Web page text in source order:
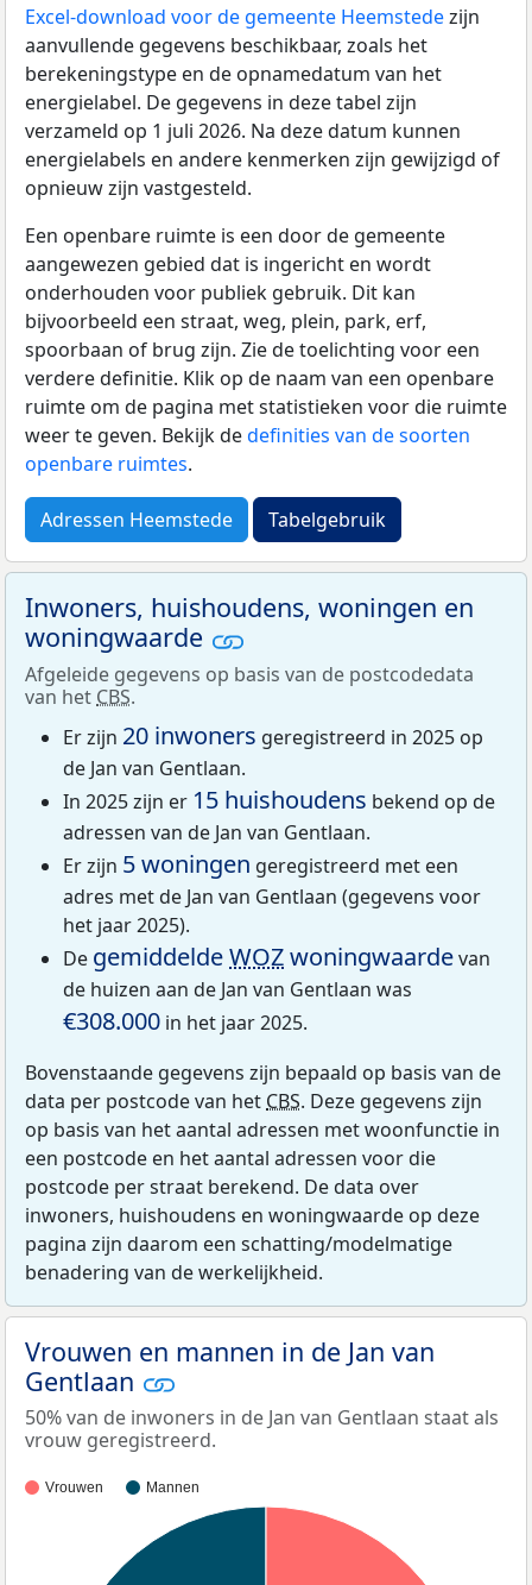
Excel-download voor de gemeente Heemstedezijn
aanvullende gegevens beschikbaar, zoals het
berekeningstype en de opnamedatum van het
energielabel. De gegevens in deze tabel zijn
verzameld op 1 juli 2026. Na deze datum kunnen
energielabels en andere kenmerken zijn gewijzigd of
opnieuw zijn vastgesteld.
Een openbare ruimte is een door de gemeente
aangewezen gebied dat is ingericht en wordt
onderhouden voor publiek gebruik. Dit kan
bijvoorbeeld een straat, weg, plein, park, erf,
spoorbaan of brug zijn. Zie de toelichting voor een
verdere definitie. Klik op de naam van een openbare
ruimte om de pagina met statistieken voor die ruimte
weer te geven. Bekijk dedefinities van de soorten
openbare ruimtes.
Adressen Heemstede Tabelgebruik
Inwoners, huishoudens, woningen en
woningwaarde
Afgeleide gegevens op basis van de postcodedata
van het CBS.
Er zijn 20 inwoners geregistreerd in 2025 op
de Jan van Gentlaan.
In 2025 zijn er 15 huishoudens bekend op de
adressen van de Jan van Gentlaan.
Er zijn 5 woningen geregistreerd met een
adres met de Jan van Gentlaan (gegevens voor
het jaar 2025).
De gemiddeldeWOZwoningwaardevan
de huizen aan de Jan van Gentlaan was
€308.000 in het jaar 2025.
Bovenstaande gegevens zijn bepaald op basis van de
data per postcode van het CBS. Deze gegevens zijn
op basis van het aantal adressen met woonfunctie in
een postcode en het aantal adressen voor die
postcode per straat berekend. De data over
inwoners, huishoudens en woningwaarde op deze
pagina zijn daarom een schatting/modelmatige
benadering van de werkelijkheid.
Vrouwen en mannen in de Jan van
Gentlaan
50% van de inwoners in de Jan van Gentlaan staat als
vrouw geregistreerd.
Vrouwen Mannen